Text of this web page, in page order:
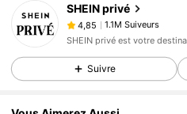
SHEIN privé
1.1M Suiveurs
3***7 est en train de
4,85
1.1M Suiveurs
4,85 1.1M Suiveurs
SHEIN privé est votre
Suivre